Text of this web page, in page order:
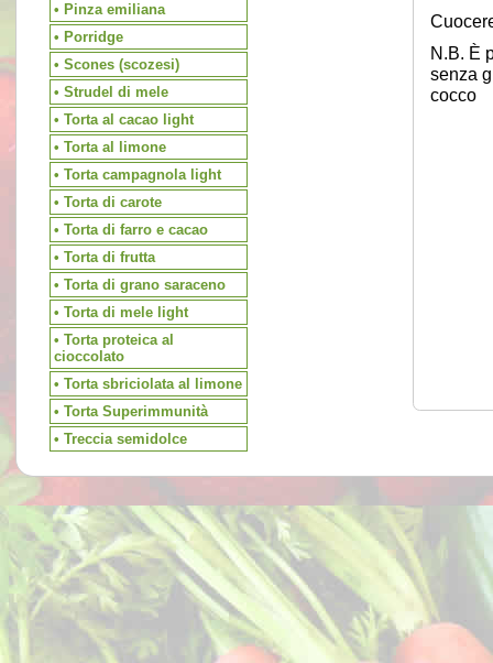
• Pinza emiliana
• Porridge
• Scones (scozesi)
• Strudel di mele
• Torta al cacao light
• Torta al limone
• Torta campagnola light
• Torta di carote
• Torta di farro e cacao
• Torta di frutta
• Torta di grano saraceno
• Torta di mele light
• Torta proteica al
cioccolato
• Torta sbriciolata al limone
• Torta Superimmunità
• Treccia semidolce
N.B. È
senza
cocco